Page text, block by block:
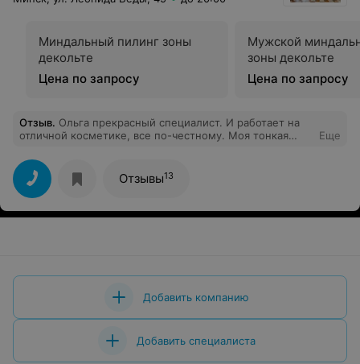
Миндальный пилинг зоны
декольте
Цена по запросу
Мужской
зоны декольте
Цена по запросу
Отзыв. Ольга прекрасный специалист. И работает на
отличной косметике, все по-честному. Моя тонкая
пиллинг, и за уходовые процедуры, и за массаж. Все на
высочайшем уровне.
Еще
Отзывы13
Добавить компанию
Добавить специалиста